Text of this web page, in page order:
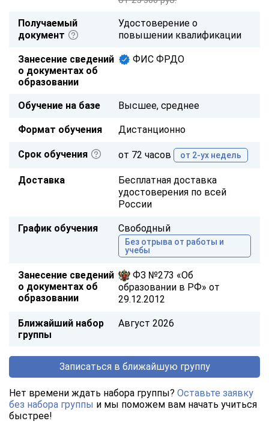
Получаемый
документ
Удостоверение о
повышении квалификации
Занесение сведений
о документах об
образовании
ФИС ФРДО
Обучение на базе Высшее, среднее
Формат обучения Дистанционно
Срок обучения от 72 часов от 2-ух недель
Доставка
Бесплатная доставка
удостоверения по всей
России
График обучения Свободный
Без отрыва от работы и
учебы
Занесение сведений
о документах об
образовании
ФЗ №273 «Об
образовании в РФ» от
29.12.2012
Ближайший набор
группы
Август 2026
Записаться в ближайшую группу
Нет времени ждать набора группы? Оставьте заявку
без набора группы и мы поможем вам начать учиться
быстрее!